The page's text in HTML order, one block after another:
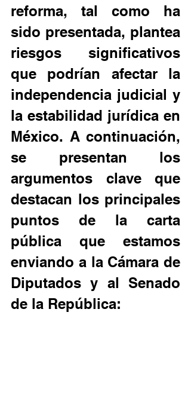
reforma, tal como ha
sido presentada, plantea
riesgos significativos
que podrían afectar la
independencia judicial y
la estabilidad jurídica en
México. A continuación,
se presentan los
argumentos clave que
destacan los principales
puntos de la carta
pública que estamos
enviando a la Cámara de
Diputados y al Senado
de la República: